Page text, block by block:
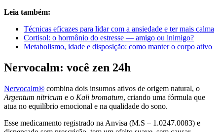
Leia também:
Técnicas eficazes para lidar com a ansiedade e ter mais calma
Cortisol: o hormônio do estresse — amigo ou inimigo?
Metabolismo, idade e disposição: como manter o corpo ativo
Nervocalm: você zen 24h
Nervocalm® combina dois insumos ativos de origem natural, o
Argentum nitricum e o Kali bromatum, criando uma fórmula que
atua no equilíbrio emocional e na qualidade do sono.
Esse medicamento registrado na Anvisa (M.S – 1.0247.0083) e